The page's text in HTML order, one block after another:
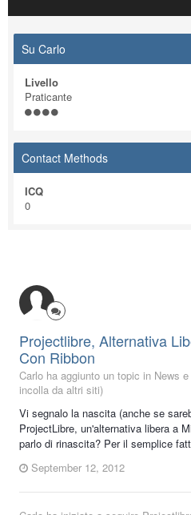
Su Carlo
Livello
Praticante
Contact Methods
ICQ
0
Projectlibre, Alternativa
Con Ribbon
Carlo ha aggiunto un topic in News
incolla da altri siti)
Vi segnalo la nascita (anche se
ProjectLibre, un'alternativa libera a
parlo di rinascita? Per il semplice
September 12, 2012